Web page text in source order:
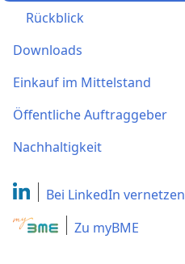
Rückblick
Downloads
Einkauf im Mittelstand
Öffentliche Auftraggeber
Nachhaltigkeit
Bei LinkedIn vernetzen
Zu myBME